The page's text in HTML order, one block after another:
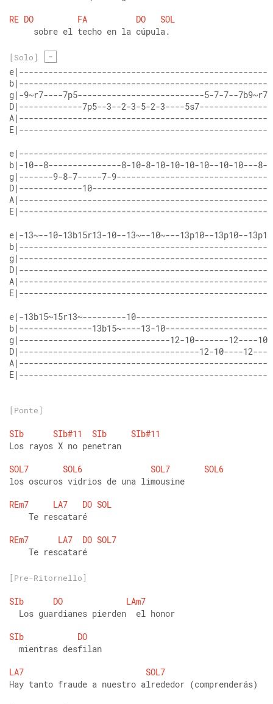
RE DO FA DO
SOL
     sobre el techo en la cúpula.
[Solo] -
g|-9~r7----7p5--------------------------5-7-7--
D|-------------7p5--3--2-3-5-2-3----
b|-10--8---------------8-10-8-10-10-10-10--10-10---
g|-------9-8-7-----7-
D|-------------
e|-13~--10-13b15r13-10--13~--10~---13p10--13p10--
e|-13b15~15r13~---------
b|---------------13b15~----13-
g|-------------------------------12-10-------12----
D|-------------------------------------12-10----12----
[Ponte]
SIb SIb#11 SIb
SIb#11
Los rayos X no penetran
SOL7
SOL6 SOL7
SOL6
los oscuros vidrios de una limousine
REm7
LA7 DO SOL
    Te rescataré
REm7
LA7 DO SOL7
    Te rescataré
[Pre-Ritornello]
SIb DO
LAm7
  Los guardianes pierden  el honor
SIb
DO
  mientras desfilan
LA7
SOL7
Hay tanto fraude a nuestro alrededor (comprenderás)